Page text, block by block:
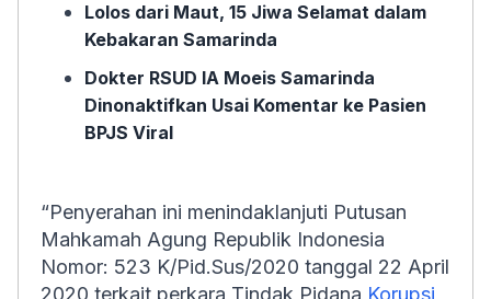
Lolos dari Maut, 15 Jiwa Selamat dalam
Kebakaran Samarinda
Dokter RSUD IA Moeis Samarinda
Dinonaktifkan Usai Komentar ke Pasien
BPJS Viral
“Penyerahan ini menindaklanjuti Putusan
Mahkamah Agung Republik Indonesia
Nomor: 523 K/Pid.Sus/2020 tanggal 22 April
2020 terkait perkara Tindak Pidana Korupsi